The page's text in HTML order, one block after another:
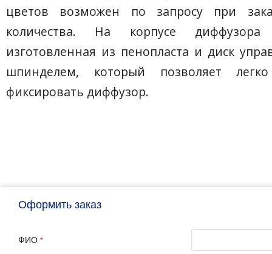
цветов возможен по запросу при
количества. На корпусе диффузора
изготовленная из пенопласта и диск
шпинделем, который позволяет
фиксировать диффузор.
Оформить заказ
ФИО *